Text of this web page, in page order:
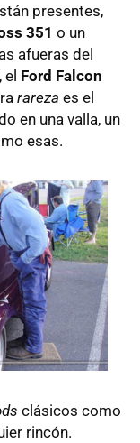
presentes,
351 o un
afueras del
el Ford Falcon
rareza es el
en una valla, un
esas.
clásicos como
rincón.